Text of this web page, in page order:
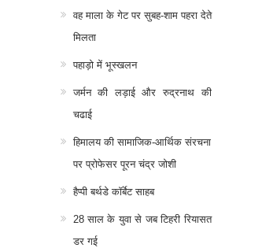
वह माला के गेट पर सुबह-शाम पहरा देते
मिलता
पहाड़ो में भूस्खलन
जर्मन की लड़ाई और रुद्रनाथ की
चढाई
हिमालय की सामाजिक-आर्थिक संरचना
पर प्रोफेसर पूरन चंद्र जोशी
हैप्पी बर्थडे कॉर्बेट साहब
28 साल के युवा से जब टिहरी रियासत
डर गई